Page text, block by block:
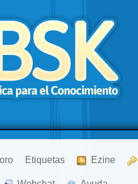
Etiquetas Ezine